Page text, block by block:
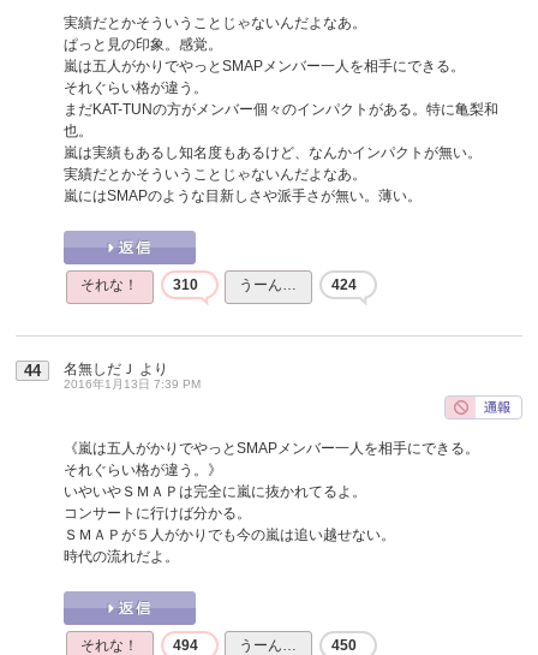
実績だとかそういうことじゃないんだよなあ。
ぱっと見の印象。感覚。
嵐は五人がかりでやっとSMAPメンバー一人を相手にできる。
それぐらい格が違う。
まだKAT-TUNの方がメンバー個々のインパクトがある。特に亀梨和
也。
嵐は実績もあるし知名度もあるけど、なんかインパクトが無い。
実績だとかそういうことじゃないんだよなあ。
嵐にはSMAPのような目新しさや派手さが無い。薄い。
それな！ 310 うーん… 424
44 名無しだＪ より
2016年1月13日 7:39 PM
《嵐は五人がかりでやっとSMAPメンバー一人を相手にできる。
それぐらい格が違う。》
いやいやＳＭＡＰは完全に嵐に抜かれてるよ。
コンサートに行けば分かる。
ＳＭＡＰが５人がかりでも今の嵐は追い越せない。
時代の流れだよ。
それな！ 494 うーん… 450